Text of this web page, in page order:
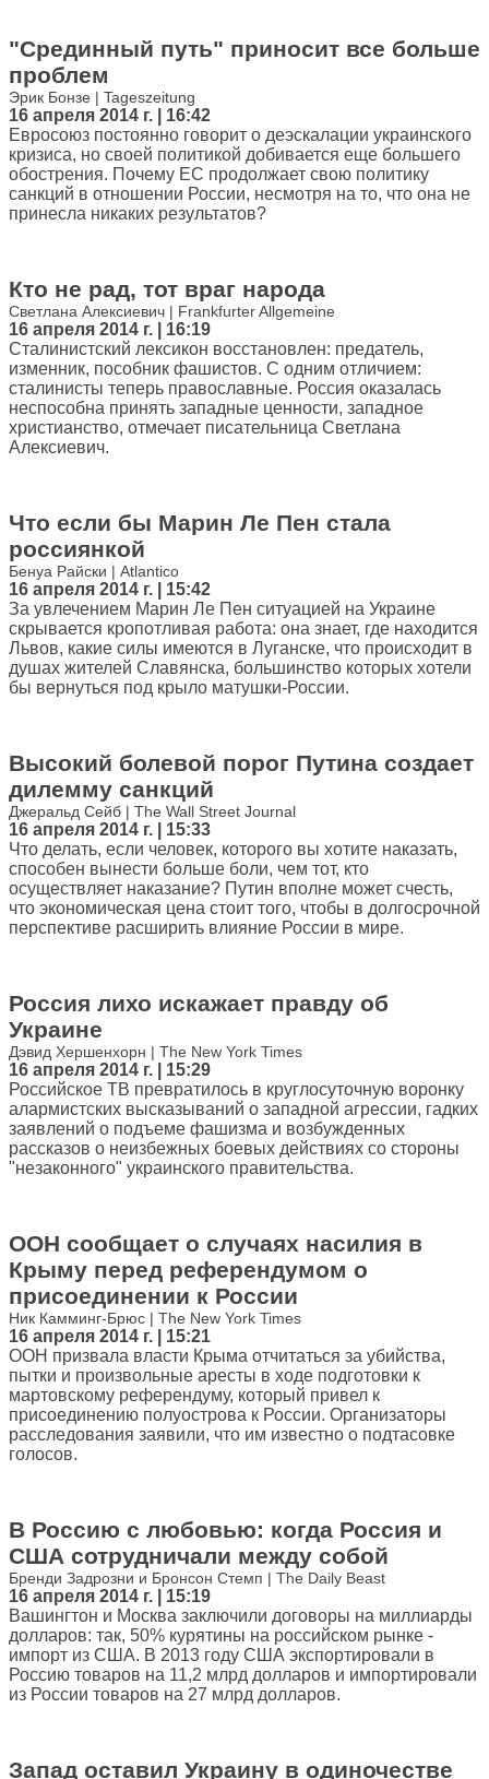
"Срединный путь" приносит все больше
проблем
Эрик Бонзе | Tageszeitung
16 апреля 2014 г. | 16:42
Евросоюз постоянно говорит о деэскалации украинского
кризиса, но своей политикой добивается еще большего
обострения. Почему ЕС продолжает свою политику
санкций в отношении России, несмотря на то, что она не
принесла никаких результатов?
Кто не рад, тот враг народа
Светлана Алексиевич | Frankfurter Allgemeine
16 апреля 2014 г. | 16:19
Сталинистский лексикон восстановлен: предатель,
изменник, пособник фашистов. С одним отличием:
сталинисты теперь православные. Россия оказалась
неспособна принять западные ценности, западное
христианство, отмечает писательница Светлана
Алексиевич.
Что если бы Марин Ле Пен стала
россиянкой
Бенуа Райски | Atlantico
16 апреля 2014 г. | 15:42
За увлечением Марин Ле Пен ситуацией на Украине
скрывается кропотливая работа: она знает, где находится
Львов, какие силы имеются в Луганске, что происходит в
душах жителей Славянска, большинство которых хотели
бы вернуться под крыло матушки-России.
Высокий болевой порог Путина создает
дилемму санкций
Джеральд Сейб | The Wall Street Journal
16 апреля 2014 г. | 15:33
Что делать, если человек, которого вы хотите наказать,
способен вынести больше боли, чем тот, кто
осуществляет наказание? Путин вполне может счесть,
что экономическая цена стоит того, чтобы в долгосрочной
перспективе расширить влияние России в мире.
Россия лихо искажает правду об
Украине
Дэвид Хершенхорн | The New York Times
16 апреля 2014 г. | 15:29
Российское ТВ превратилось в круглосуточную воронку
алармистских высказываний о западной агрессии, гадких
заявлений о подъеме фашизма и возбужденных
рассказов о неизбежных боевых действиях со стороны
"незаконного" украинского правительства.
ООН сообщает о случаях насилия в
Крыму перед референдумом о
присоединении к России
Ник Камминг-Брюс | The New York Times
16 апреля 2014 г. | 15:21
ООН призвала власти Крыма отчитаться за убийства,
пытки и произвольные аресты в ходе подготовки к
мартовскому референдуму, который привел к
присоединению полуострова к России. Организаторы
расследования заявили, что им известно о подтасовке
голосов.
В Россию с любовью: когда Россия и
США сотрудничали между собой
Бренди Задрозни и Бронсон Стемп | The Daily Beast
16 апреля 2014 г. | 15:19
Вашингтон и Москва заключили договоры на миллиарды
долларов: так, 50% курятины на российском рынке -
импорт из США. В 2013 году США экспортировали в
Россию товаров на 11,2 млрд долларов и импортировали
из России товаров на 27 млрд долларов.
Запад оставил Украину в одиночестве